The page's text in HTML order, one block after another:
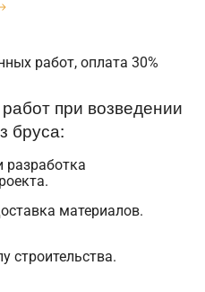
работ, оплата 30%
при возведении
бруса:
разработка
материалов.
строительства.